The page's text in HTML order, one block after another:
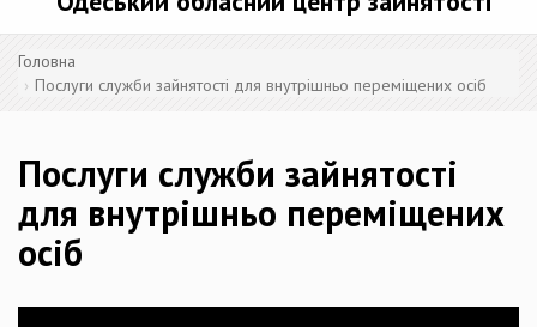
Головна
Послуги служби зайнятості для внутрішньо переміщених осіб
Послуги служби зайнятості
для внутрішньо переміщених
осіб